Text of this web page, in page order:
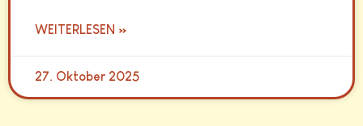
WEITERLESEN »
27. Oktober 2025